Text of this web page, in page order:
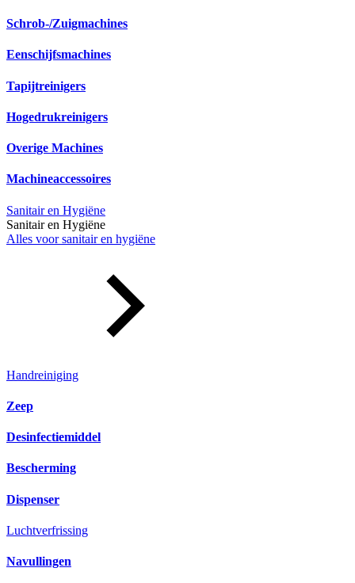
Schrob-/Zuigmachines
Eenschijfsmachines
Tapijtreinigers
Hogedrukreinigers
Overige Machines
Machineaccessoires
Sanitair en Hygiëne
Sanitair en Hygiëne
Alles voor sanitair en hygiëne
Handreiniging
Zeep
Desinfectiemiddel
Bescherming
Dispenser
Luchtverfrissing
Navullingen